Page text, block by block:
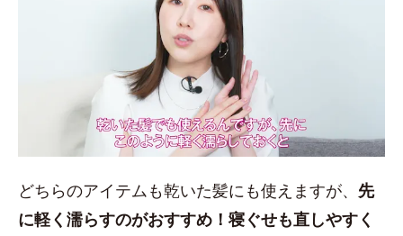
どちらのアイテムも乾いた髪にも使えますが、 先
に軽く濡らすのがおすすめ！寝ぐせも直しやすく